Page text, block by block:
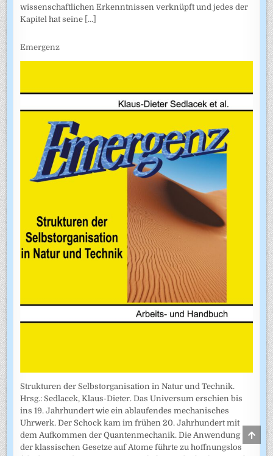
wissenschaftlichen Erkenntnissen verknüpft und jedes der
Kapitel hat seine [...]
Emergenz
Strukturen der Selbstorganisation in Natur und Technik.
Hrsg.: Sedlacek, Klaus-Dieter. Das Universum erschien bis
ins 19. Jahrhundert wie ein ablaufendes mechanisches
Uhrwerk. Der Schock kam im frühen 20. Jahrhundert mit
dem Aufkommen der Quantenmechanik. Die Anwendung
der klassischen Gesetze auf Atome führte zu hoffnungslos
TO
TOP